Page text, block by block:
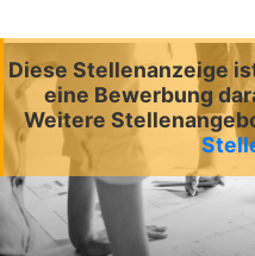
Diese Stellenanzeige
eine Bewerbung
Weitere